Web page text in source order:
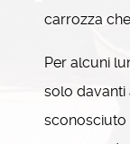
carrozza
Per alcuni
solo
sconosciuto